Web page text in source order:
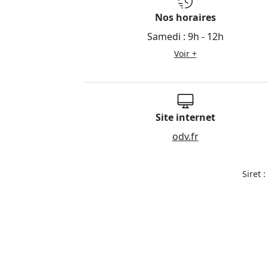
Nos horaires
Samedi : 9h - 12h
Voir +
Site internet
odv.fr
Siret :